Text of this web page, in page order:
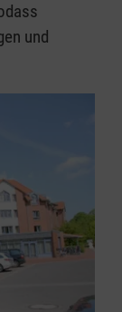
und